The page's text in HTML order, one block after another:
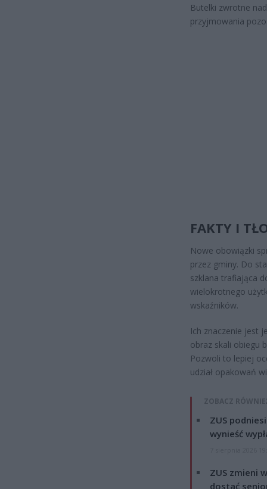
Butelki zwrotne
przyjmowania
FAKTY I
Nowe obowiązki
przez gminy. Do
szklana trafiająca
wielokrotnego
wskaźników.
Ich znaczenie jest
obraz skali obiegu
Pozwoli to lepiej
udział opakowań
ZOBACZ
ZUS
wynieść
ZUS zmieni
dostać